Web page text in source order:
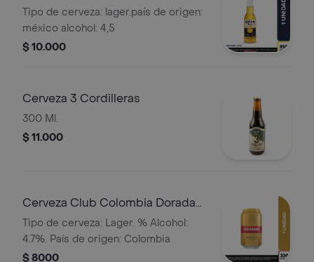
Tipo de cerveza: lager.país de origen:
méxico alcohol: 4,5
$ 10.000
Cerveza 3 Cordilleras
300 Ml.
$ 11.000
Cerveza Club Colombia Dorada
Lta 330ml
Tipo de cerveza: Lager. % Alcohol:
4.7%. País de origen: Colombia
$ 8000